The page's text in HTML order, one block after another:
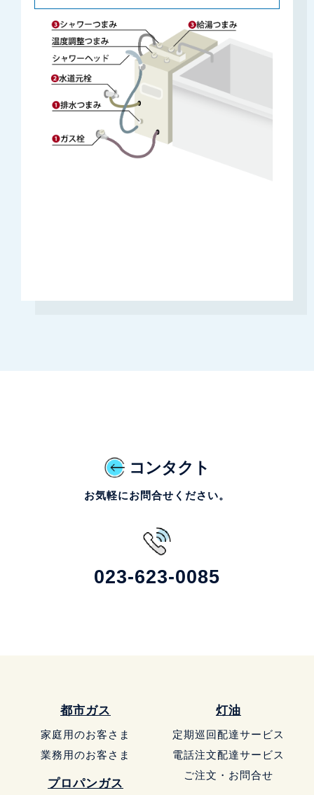
コンタクト
お気軽にお問合せください。
023-623-0085
都市ガス
家庭用のお客さま
業務用のお客さま
プロパンガス
灯油
定期巡回配達サービス
電話注文配達サービス
ご注文・お問合せ